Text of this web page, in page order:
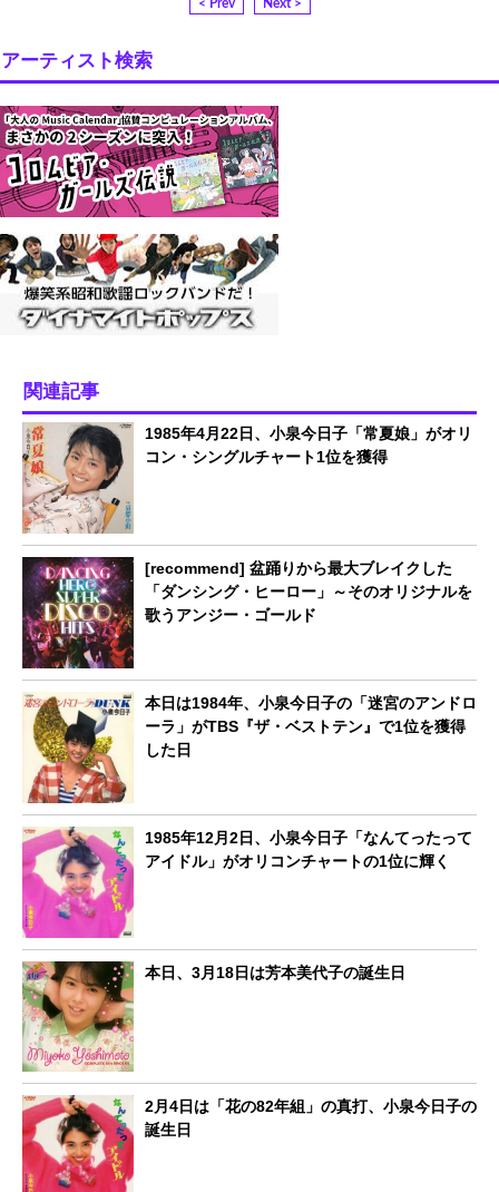
< Prev Next >
アーティスト検索
関連記事
1985年4月22日、小泉今日子「常夏娘」がオリ
コン・シングルチャート1位を獲得
[recommend] 盆踊りから最大ブレイクした
「ダンシング・ヒーロー」～そのオリジナルを
歌うアンジー・ゴールド
本日は1984年、小泉今日子の「迷宮のアンドロ
ーラ」がTBS『ザ・ベストテン』で1位を獲得
した日
1985年12月2日、小泉今日子「なんてったって
アイドル」がオリコンチャートの1位に輝く
本日、3月18日は芳本美代子の誕生日
2月4日は「花の82年組」の真打、小泉今日子の
誕生日